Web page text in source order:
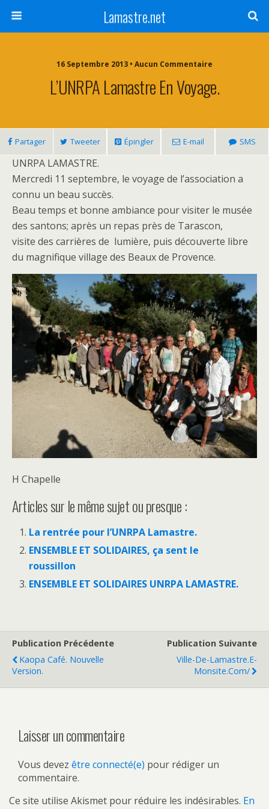
Lamastre.net
16 Septembre 2013 • Aucun Commentaire
L’UNRPA Lamastre En Voyage.
Partager Tweeter Épingler E-mail SMS
UNRPA LAMASTRE.
Mercredi 11 septembre, le voyage de l’association a
connu un beau succès.
Beau temps et bonne ambiance pour visiter le musée
des santons; après un repas près de Tarascon,
visite des carrières de lumière, puis découverte libre
du magnifique village des Beaux de Provence.
H Chapelle
Articles sur le même sujet ou presque :
La rentrée pour l’UNRPA Lamastre.
ENSEMBLE ET SOLIDAIRES, ça sent le
roussillon
ENSEMBLE ET SOLIDAIRES UNRPA LAMASTRE.
Publication Précédente
Kaopa Café. Nouvelle
Version.
Publication Suivante
Ville-De-Lamastre.e-
Monsite.com/
Laisser un commentaire
Vous devez être connecté(e) pour rédiger un
commentaire.
Ce site utilise Akismet pour réduire les indésirables. En